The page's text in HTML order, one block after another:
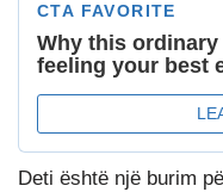
Deti është një burim